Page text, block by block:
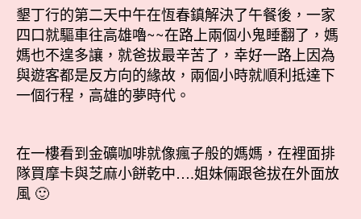
期
日
遊〉
中
墾丁行的第二天中午在恆春鎮解決了午餐後，一家
四口就驅車往高雄嚕~~在路上兩個小鬼睡翻了，媽
媽也不遑多讓，就爸拔最辛苦了，幸好一路上因為
與遊客都是反方向的緣故，兩個小時就順利抵達下
一個行程，高雄的夢時代。
在一樓看到金礦咖啡就像瘋子般的媽媽，在裡面排
隊買摩卡與芝麻小餅乾中….姐妹倆跟爸拔在外面放
風 🙂